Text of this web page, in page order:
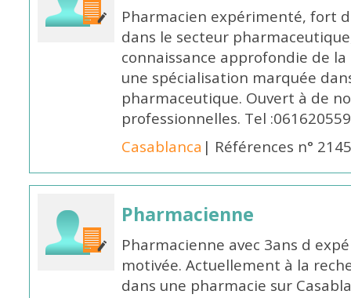
Pharmacien expérimenté, fort
dans le secteur
connaissance approfondie de
une spécialisation marquée
pharmaceutique. Ouvert à de
professionnelles. Tel
Casablanca | Références n°
Pharmacienne
Pharmacienne avec 3ans d
motivée. Actuellement à la
dans une pharmacie sur